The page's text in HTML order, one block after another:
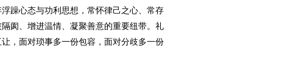
躁心态与功利思想，常怀律己之心、常存
阂、增进温情、凝聚善意的重要纽带。礼
，面对琐事多一份包容，面对分歧多一份